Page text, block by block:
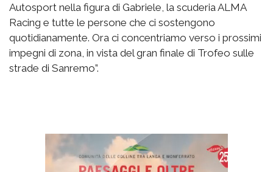
Autosport nella figura di Gabriele, la scuderia ALMA
Racing e tutte le persone che ci sostengono
quotidianamente. Ora ci concentriamo verso i prossimi
impegni di zona, in vista del gran finale di Trofeo sulle
strade di Sanremo”.